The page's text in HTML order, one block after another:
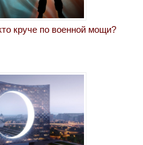
круче по военной мощи?